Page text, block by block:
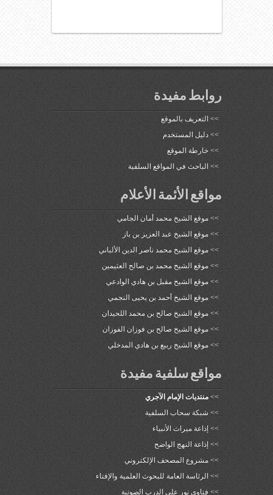
روابط مفيدة
>> التعريف بالموقع
>>دليل المستخدم
>>خارطة الموقع
>> الباحث في المواقع السلفية
مواقع الأئمة الأعلام
>>موقع الشيخ محمد أمان الجامي
>>موقع الشيخ عبد العزيز بن باز
>>موقع الشيخ محمد ناصر الدين الألباني
>>موقع الشيخ محمد بن صالح العثيمين
>>موقع الشيخ مقبل بن هادي الوادعي
>>موقع الشيخ أحمد بن يحيى النجمي
>>موقع الشيخ صالح بن محمد اللحيدان
>>موقع الشيخ صالح بن فوزان الفوزان
>>موقع الشيخ ربيع بن هادي المدخلي
مواقع سلفية مفيدة
>>منتديات الإمام الآجري
>> شبكة سحاب السلفية
>> إذاعة ميراث الأنبياء
>> إذاعة النهج الواضح
>>مشروع المصحف الإلكتروني
>> الرئاسة العامة للبحوث العلمية والإفتاء
>> فتاوى نور على الدرب الصوتية